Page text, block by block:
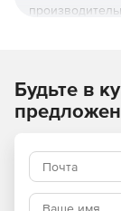
который
будущих
включает
модели и Intel
Будьте в